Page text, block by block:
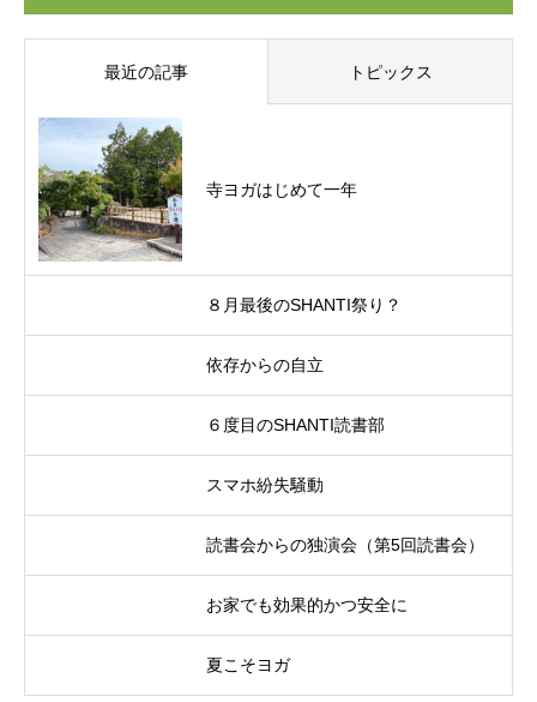
最近の記事 トピックス
寺ヨガはじめて一年
８月最後のSHANTI祭り？
依存からの自立
６度目のSHANTI読書部
スマホ紛失騒動
読書会からの独演会（第5回読書会）
お家でも効果的かつ安全に
夏こそヨガ